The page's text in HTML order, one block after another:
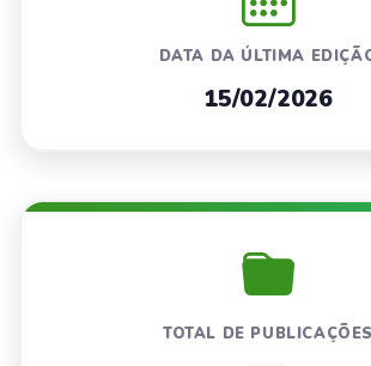
DATA DA ÚLTIMA
15/02/2026
TOTAL DE PUBLICAÇÕES